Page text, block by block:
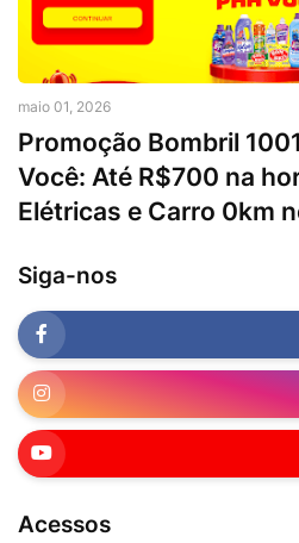
maio 01, 2026
Promoção Bombril
Você: Até R$700 na
Elétricas e Carro 0km
Siga-nos
Acessos